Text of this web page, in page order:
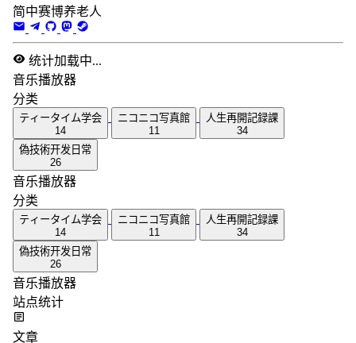
简中赛博养老人
统计加载中...
音乐播放器
分类
ティータイム学会
14
ニコニコ写真館
11
人生再開記録課
34
偽技術开发日常
26
音乐播放器
分类
ティータイム学会
14
ニコニコ写真館
11
人生再開記録課
34
偽技術开发日常
26
音乐播放器
站点统计
文章